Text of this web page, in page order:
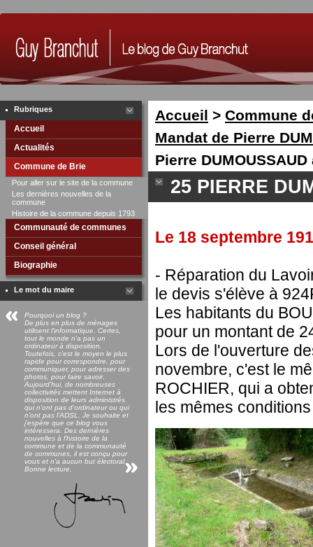
Rubriques
Accueil
Actualités
Commune de Brie
Pour aller sur le site de la commune
Les dernières nouvelles de la
commune
Histoire de la commune depuis 1793
Communauté de communes
Conseil général
Biographie
Le mot du maire
Pourquoi un blog ?
De plus en plus de ménages
utilisent l'informatique. Certes,
tout le monde n'a pas un
ordinateur à disposition.
Toutefois, c'est le moyen le plus
rapide pour correspondre, pour
communiquer, pour adresser des
photos, pour faire savoir.
Aujourd'hui, de nombreuses
collectivités mettent Internet à
disposition de leurs administrés
qui n'ont pas d'ordinateur ou qui
n'ont pas l'ADSL. Je souhaite et
j'espère que ce blog vous
intéressera. Des dernières
nouvelles à l'histoire de la
commune et de la communauté
de communes, il est conçu pour
vous et n'a aucun but électoral.
Bonne lecture.
Accueil > Commune
Mandat de Pierre
Pierre
25 PIERRE
Le 18 septembre
- Réparation du
le devis s'élève à
Les habitants du
pour un montant de
Lors de l'ouverture
novembre, c'est le
ROCHIER, qui a
les mêmes